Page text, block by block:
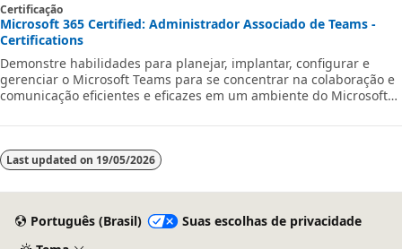
Certificação
Microsoft 365 Certified: Administrador Associado de Teams -
Certifications
Demonstre habilidades para planejar, implantar, configurar e
gerenciar o Microsoft Teams para se concentrar na colaboração e
comunicação eficientes e eficazes em um ambiente do Microsoft
Last updated on 19/05/2026
Português (Brasil)
Suas escolhas de privacidade